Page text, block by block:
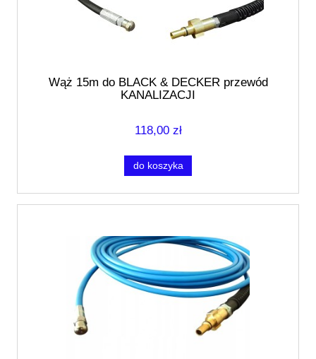
Wąż 15m do BLACK & DECKER przewód
KANALIZACJI
118,00 zł
do koszyka